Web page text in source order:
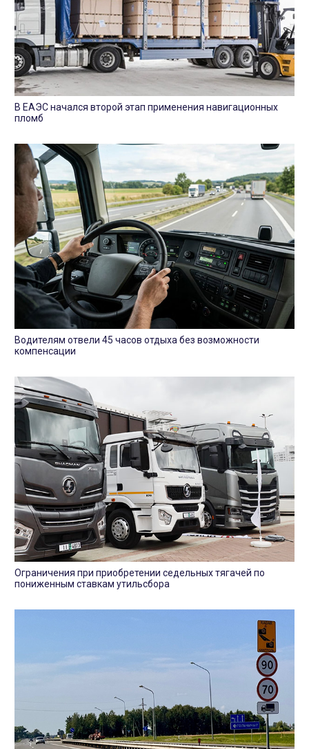
В ЕАЭС начался второй этап применения навигационных
пломб
Водителям отвели 45 часов отдыха без возможности
компенсации
Ограничения при приобретении седельных тягачей по
пониженным ставкам утильсбора